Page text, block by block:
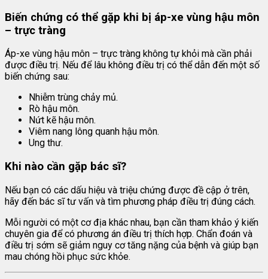
Biến chứng có thể gặp khi bị áp-xe vùng hậu môn
– trực tràng
Áp-xe vùng hậu môn – trực tràng không tự khỏi mà cần phải
được điều trị. Nếu để lâu không điều trị có thể dẫn đến một số
biến chứng sau:
Nhiễm trùng chảy mủ.
Rò hậu môn.
Nứt kẽ hậu môn.
Viêm nang lông quanh hậu môn.
Ung thư.
Khi nào cần gặp bác sĩ?
Nếu bạn có các dấu hiệu và triệu chứng được đề cập ở trên,
hãy đến bác sĩ tư vấn và tìm phương pháp điều trị đúng cách.
Mỗi người có một cơ địa khác nhau, bạn cần tham khảo ý kiến
chuyên gia để có phương án điều trị thích hợp. Chẩn đoán và
điều trị sớm sẽ giảm nguy cơ tăng nặng của bệnh và giúp bạn
mau chóng hồi phục sức khỏe.